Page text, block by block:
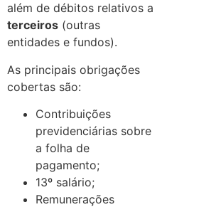
além de débitos relativos a
terceiros (outras
entidades e fundos).
As principais obrigações
cobertas são:
Contribuições
previdenciárias sobre
a folha de
pagamento;
13º salário;
Remunerações